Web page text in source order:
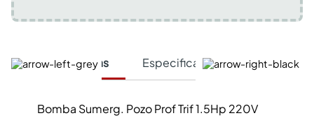
Características Especificaciones Técnicas
Bomba Sumerg. Pozo Prof Trif 1.5Hp 220V